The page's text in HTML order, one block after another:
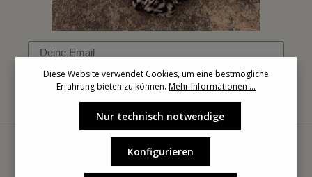
Email
Diese Website verwendet Cookies, um eine bestmögliche
Erfahrung bieten zu können. Mehr Informationen ...
Nur technisch notwendige
Konfigurieren